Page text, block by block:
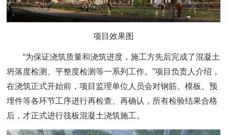
项目效果图
“为保证浇筑质量和浇筑进度，施工方先后完成了混凝土
坍落度检测、平整度检测等一系列工作。”项目负责人介绍，
在浇筑正式开始前，项目监理单位人员会对钢筋、模板、预
埋件等各环节工序进行再检查、再确认，所有检验结果合格
后，才正式进行筏板混凝土浇筑施工。